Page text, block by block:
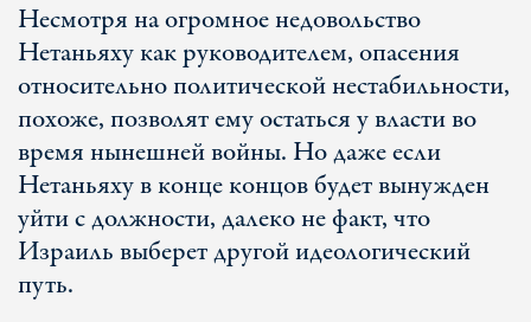
Несмотря на огромное недовольство
Нетаньяху как руководителем, опасения
относительно политической нестабильности,
похоже, позволят ему остаться у власти во
время нынешней войны. Но даже если
Нетаньяху в конце концов будет вынужден
уйти с должности, далеко не факт, что
Израиль выберет другой идеологический
путь.